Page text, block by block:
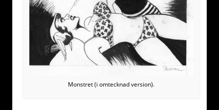
Monstret (i omtecknad version).